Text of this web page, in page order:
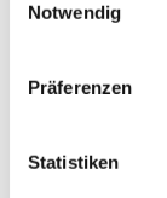
Notwendig
Präferenzen
Statistiken